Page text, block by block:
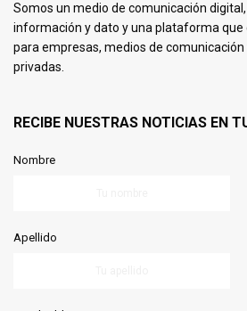
Somos un medio de comunicación
información y dato y una plataforma que
para empresas, medios de
privadas.
RECIBE NUESTRAS NOTICIAS EN
Nombre
Apellido